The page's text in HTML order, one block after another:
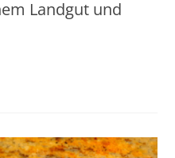
Landgut und